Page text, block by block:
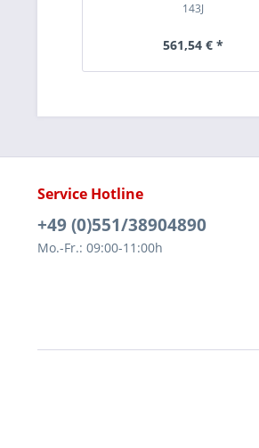
143J
561,54 € *
Service Hotline
+49 (0)551/38904890
Mo.-Fr.: 09:00-11:00h